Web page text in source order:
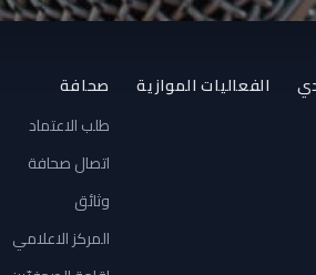
الفعاليات الموازية
صحافة
طلب الاعتماد
اتصال صحافة
وثائق
المركز الاعلامي